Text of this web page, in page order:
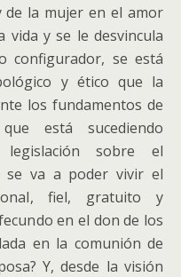
de la mujer en el amor
vida y se le desvincula
configurador, se está
y ético que la
los fundamentos de
está sucediendo
sobre el
se va a poder vivir el
fiel, gratuito y
en el don de los
en la comunión de
Y, desde la visión